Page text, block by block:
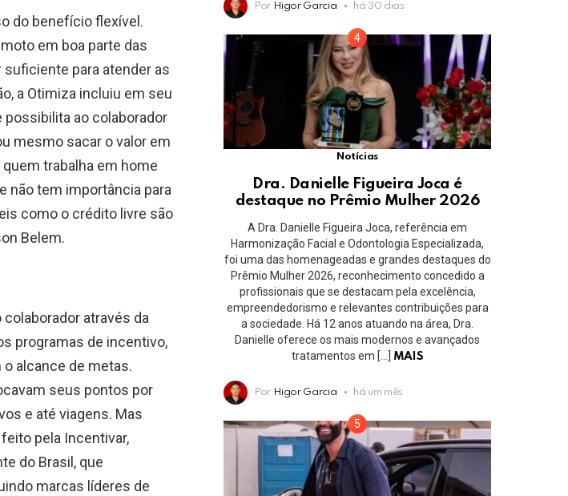
do benefício flexível.
em boa parte das
para atender as
a Otimiza incluiu em seu
possibilita ao colaborador
mesmo sacar o valor em
trabalha em home
não tem importância para
como o crédito livre são
Belem.
através da
programas de incentivo,
alcance de metas.
seus pontos por
e até viagens. Mas
pela Incentivar,
do Brasil, que
marcas líderes de
Por Higor Garcia há 30 dias
Notícias
Dra. Danielle Figueira Joca é
destaque no Prêmio Mulher 2026
A Dra. Danielle Figueira Joca, referência em
Harmonização Facial e Odontologia Especializada,
foi uma das homenageadas e grandes destaques do
Prêmio Mulher 2026, reconhecimento concedido a
profissionais que se destacam pela excelência,
empreendedorismo e relevantes contribuições para
a sociedade. Há 12 anos atuando na área, Dra.
Danielle oferece os mais modernos e avançados
tratamentos em […]
MAIS
Por Higor Garcia há um mês